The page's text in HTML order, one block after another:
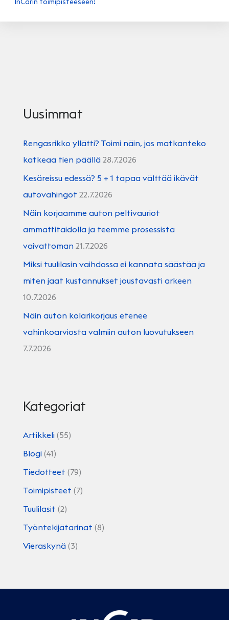
Uusimmat
Rengasrikko yllätti? Toimi näin, jos matkanteko
katkeaa tien päällä 28.7.2026
Kesäreissu edessä? 5 + 1 tapaa välttää ikävät
autovahingot 22.7.2026
Näin korjaamme auton peltivauriot
ammattitaidolla ja teemme prosessista
vaivattoman 21.7.2026
Miksi tuulilasin vaihdossa ei kannata säästää ja
miten jaat kustannukset joustavasti arkeen
10.7.2026
Näin auton kolarikorjaus etenee
vahinkoarviosta valmiin auton luovutukseen
7.7.2026
Kategoriat
Artikkeli (55)
Blogi (41)
Tiedotteet (79)
Toimipisteet (7)
Tuulilasit (2)
Työntekijätarinat (8)
Vieraskynä (3)